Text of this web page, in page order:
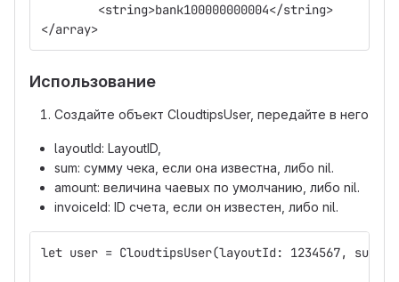
	<string>bank100000000004</string>
</array>
Использование
Создайте объект CloudtipsUser, передайте в него
layoutId: LayoutID,
sum: сумму чека, если она известна, либо nil.
amount: величина чаевых по умолчанию, либо nil.
invoiceId: ID счета, если он известен, либо nil.
let user = CloudtipsUser(layoutId: 1234567, sum: